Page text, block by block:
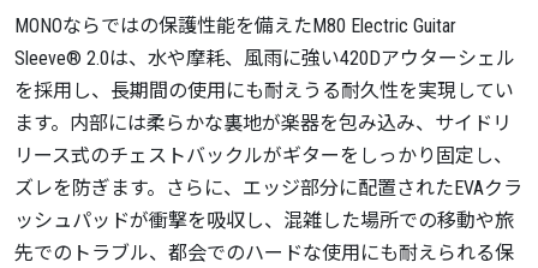
MONOならではの保護性能を備えたM80 Electric Guitar
Sleeve® 2.0は、水や摩耗、風雨に強い420Dアウターシェル
を採用し、長期間の使用にも耐えうる耐久性を実現してい
ます。内部には柔らかな裏地が楽器を包み込み、サイドリ
リース式のチェストバックルがギターをしっかり固定し、
ズレを防ぎます。さらに、エッジ部分に配置されたEVAクラ
ッシュパッドが衝撃を吸収し、混雑した場所での移動や旅
先でのトラブル、都会でのハードな使用にも耐えられる保